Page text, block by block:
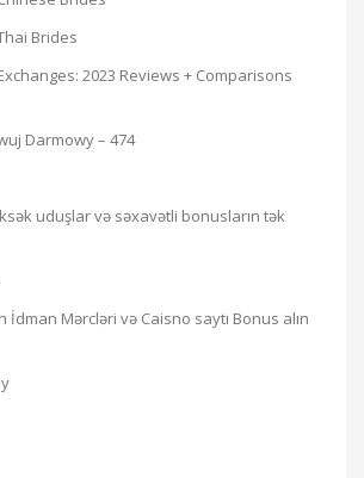
Brides
2023 Reviews + Comparisons
Darmowy – 474
uduşlar və səxavətli bonusların tək
İdman Mərcləri və Caisno saytı Bonus alın